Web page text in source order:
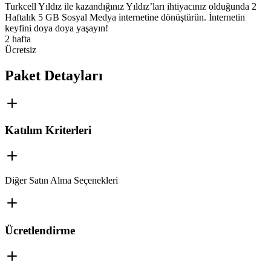
Turkcell Yıldız ile kazandığınız Yıldız’ları ihtiyacınız olduğunda 2
Haftalık 5 GB Sosyal Medya internetine dönüştürün. İnternetin
keyfini doya doya yaşayın!
2 hafta
Ücretsiz
Paket Detayları
Katılım Kriterleri
Diğer Satın Alma Seçenekleri
Ücretlendirme